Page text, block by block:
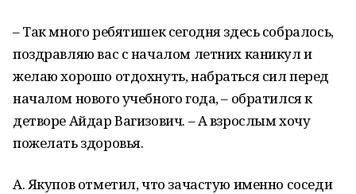
– Так много ребятишек сегодня здесь собралось,
поздравляю вас с началом летних каникул и
желаю хорошо отдохнуть, набраться сил перед
началом нового учебного года, – обратился к
детворе Айдар Вагизович. – А взрослым хочу
пожелать здоровья.
А. Якупов отметил, что зачастую именно соседи